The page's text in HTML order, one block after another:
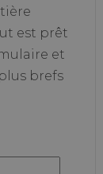
est prêt
et
brefs